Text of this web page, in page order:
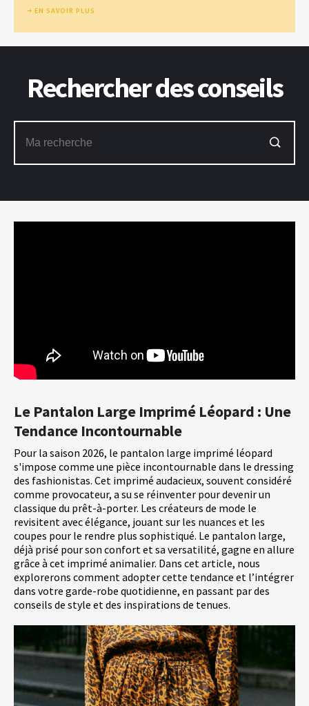
Le Pantalon Large Imprimé Léopard : Une
Tendance Incontournable
Pour la saison 2026, le pantalon large imprimé léopard
s'impose comme une pièce incontournable dans le dressing
des fashionistas. Cet imprimé audacieux, souvent considéré
comme provocateur, a su se réinventer pour devenir un
classique du prêt-à-porter. Les créateurs de mode le
revisitent avec élégance, jouant sur les nuances et les
coupes pour le rendre plus sophistiqué. Le pantalon large,
déjà prisé pour son confort et sa versatilité, gagne en allure
grâce à cet imprimé animalier. Dans cet article, nous
explorerons comment adopter cette tendance et l’intégrer
dans votre garde-robe quotidienne, en passant par des
conseils de style et des inspirations de tenues.
EN SAVOIR PLUS
Rechercher des conseils